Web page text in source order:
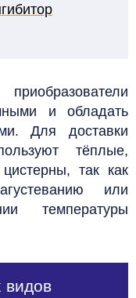
и обладать
Для доставки
тёплые,
так как
или
температуры
видов